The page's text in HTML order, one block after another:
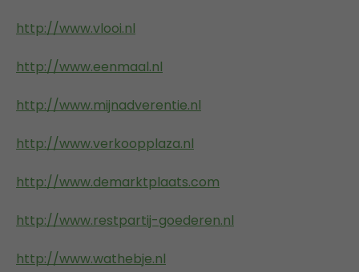
http://www.vlooi.nl
http://www.eenmaal.nl
http://www.mijnadverentie.nl
http://www.verkoopplaza.nl
http://www.demarktplaats.com
http://www.restpartij-goederen.nl
http://www.wathebje.nl